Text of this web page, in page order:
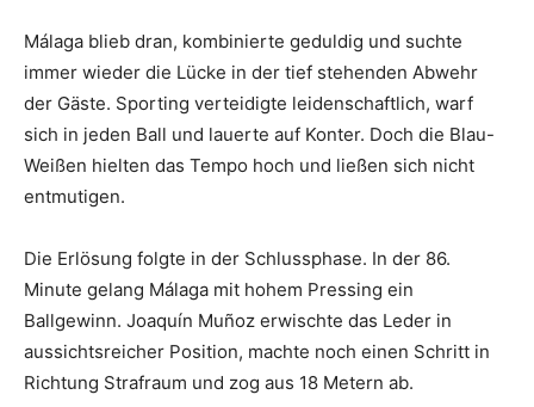
Málaga blieb dran, kombinierte geduldig und suchte
immer wieder die Lücke in der tief stehenden Abwehr
der Gäste. Sporting verteidigte leidenschaftlich, warf
sich in jeden Ball und lauerte auf Konter. Doch die Blau-
Weißen hielten das Tempo hoch und ließen sich nicht
entmutigen.
Die Erlösung folgte in der Schlussphase. In der 86.
Minute gelang Málaga mit hohem Pressing ein
Ballgewinn. Joaquín Muñoz erwischte das Leder in
aussichtsreicher Position, machte noch einen Schritt in
Richtung Strafraum und zog aus 18 Metern ab.